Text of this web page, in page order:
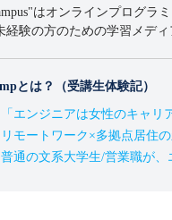
はオンラインプログラ
経験の方のための学習メデ
とは？（受講生体験記）
「エンジニアは女性のキャ
リモートワーク×多拠点居住
普通の文系大学生/営業職が